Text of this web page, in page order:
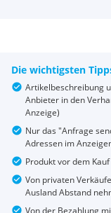
Die wichtigsten
Artikelbeschreibung
Anbieter in den
Anzeige)
Nur das "Anfrage
Adressen im
Produkt vor dem
Von privaten
Ausland Abstand
Von der Bezahlung